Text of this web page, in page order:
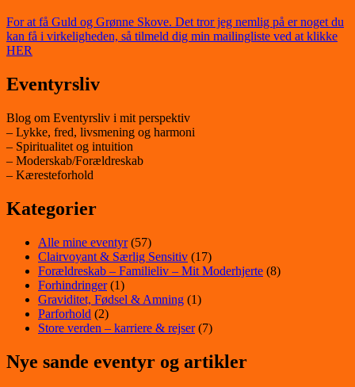
For at få Guld og Grønne Skove. Det tror jeg nemlig på er noget du
kan få i virkeligheden, så tilmeld dig min mailingliste ved at klikke
HER
Eventyrsliv
Blog om Eventyrsliv i mit perspektiv
– Lykke, fred, livsmening og harmoni
– Spiritualitet og intuition
– Moderskab/Forældreskab
– Kæresteforhold
Kategorier
Alle mine eventyr(57)
Clairvoyant & Særlig Sensitiv (17)
Forældreskab – Familieliv – Mit Moderhjerte (8)
Forhindringer(1)
Graviditet, Fødsel & Amning (1)
Parforhold (2)
Store verden – karriere & rejser(7)
Nye sande eventyr og artikler